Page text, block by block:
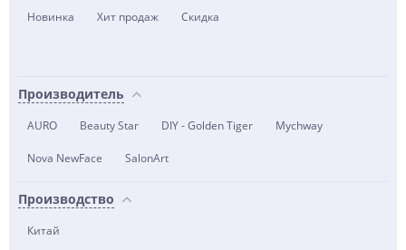
Новинка Хит продаж Скидка
Производитель
AURO Beauty Star DIY - Golden Tiger Mychway
Nova NewFace SalonArt
Производство
Китай